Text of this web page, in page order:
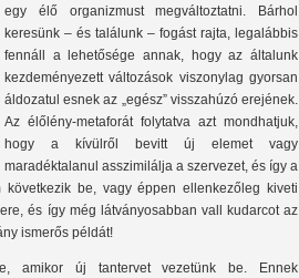
egy élő organizmust megváltoztatni. Bárhol
keresünk – és találunk – fogást rajta, legalábbis
fennáll a lehetősége annak, hogy az általunk
kezdeményezett változások viszonylag gyorsan
áldozatul esnek az „egész” visszahúzó erejének.
Az élőlény-metaforát folytatva azt mondhatjuk,
hogy a kívülről bevitt új elemet vagy
maradéktalanul asszimilálja a szervezet, és így a
következik be, vagy éppen ellenkezőleg kiveti
és így még látványosabban vall kudarcot az
ismerős példát!
amikor új tantervet vezetünk be. Ennek